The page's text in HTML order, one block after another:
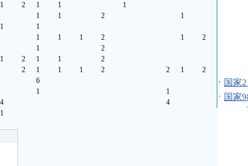
1 2 1 1
1
1 1 2
1
1
1
1 1 1 2 1
2
1
2
1 2 1 1
2
2 1 1 1 2 2 1
2
6
1
1
4
4
1
国家
国家